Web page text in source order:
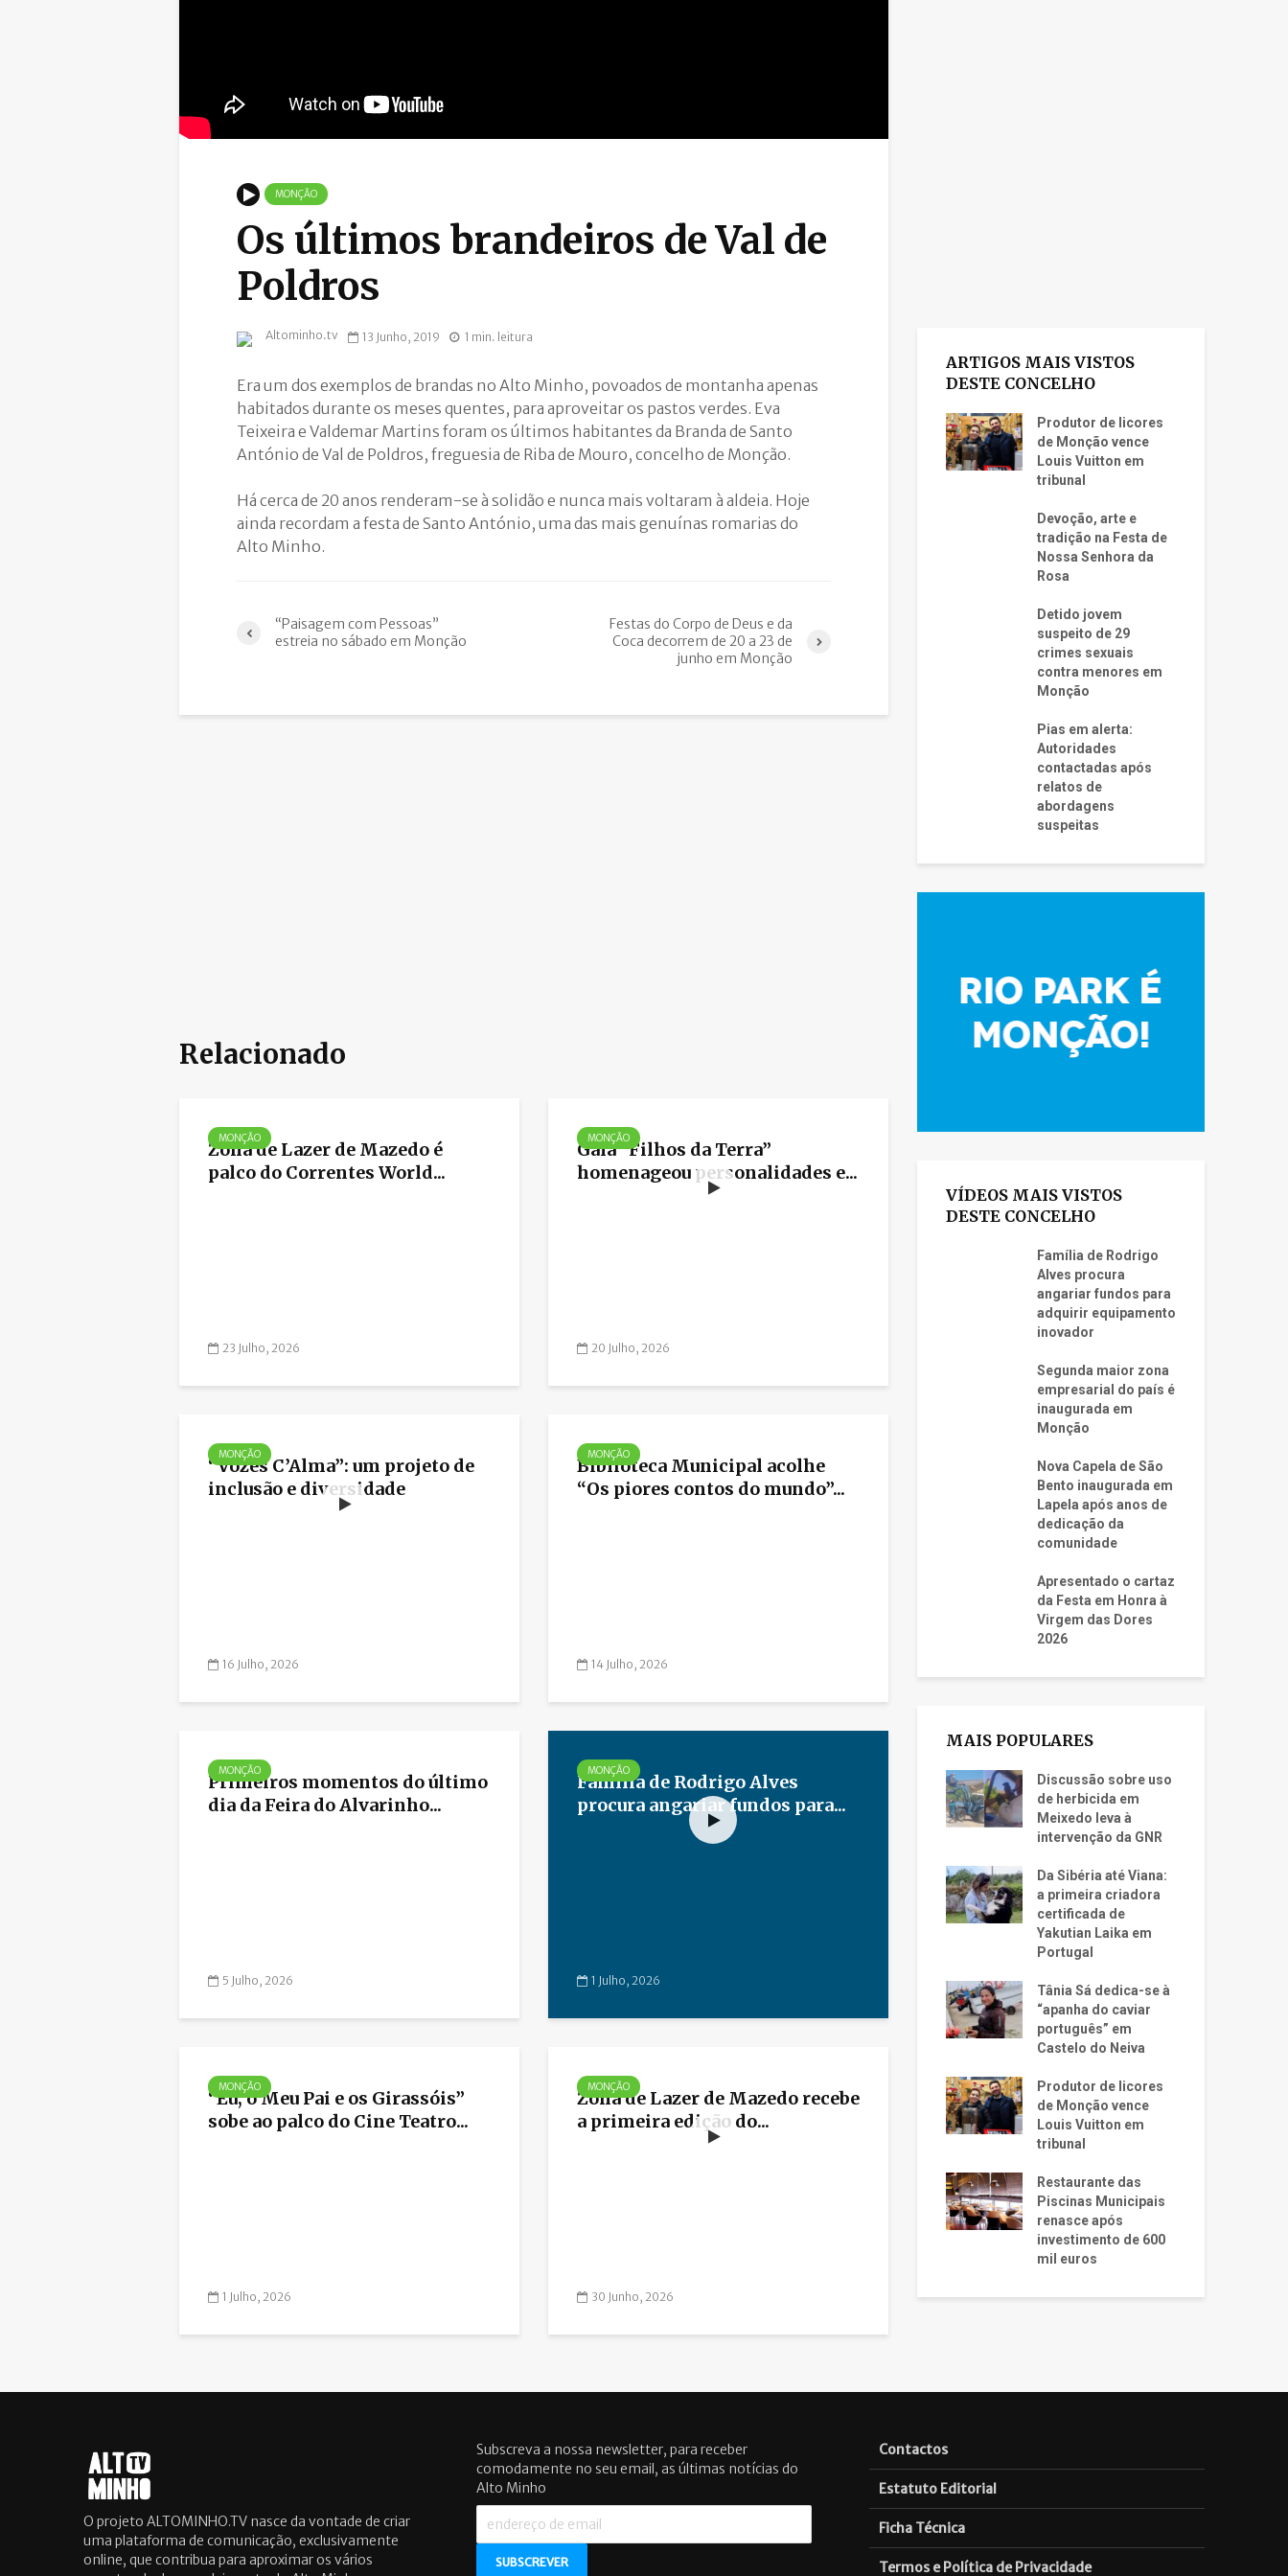
MONÇÃO
Os últimos brandeiros de Val de
Poldros
Altominho.tv 13 Junho, 2019 1 min. leitura
Era um dos exemplos de brandas no Alto Minho, povoados de montanha apenas
habitados durante os meses quentes, para aproveitar os pastos verdes. Eva
Teixeira e Valdemar Martins foram os últimos habitantes da Branda de Santo
António de Val de Poldros, freguesia de Riba de Mouro, concelho de Monção.
Há cerca de 20 anos renderam-se à solidão e nunca mais voltaram à aldeia. Hoje
ainda recordam a festa de Santo António, uma das mais genuínas romarias do
Alto Minho.
“Paisagem com Pessoas”
estreia no sábado em Monção
Festas do Corpo de Deus e da
Coca decorrem de 20 a 23 de
junho em Monção
Relacionado
MONÇÃO
Zona de Lazer de Mazedo é
palco do Correntes World...
23 Julho, 2026
MONÇÃO
Gala “Filhos da Terra”
homenageou personalidades e...
20 Julho, 2026
MONÇÃO
“Vozes C’Alma”: um projeto de
inclusão e diversidade
16 Julho, 2026
MONÇÃO
Biblioteca Municipal acolhe
“Os piores contos do mundo”...
14 Julho, 2026
MONÇÃO
Primeiros momentos do último
dia da Feira do Alvarinho...
5 Julho, 2026
MONÇÃO
Família de Rodrigo Alves
procura angariar fundos para...
1 Julho, 2026
MONÇÃO
“Eu, o Meu Pai e os Girassóis”
sobe ao palco do Cine Teatro...
1 Julho, 2026
MONÇÃO
Zona de Lazer de Mazedo recebe
a primeira edição do...
30 Junho, 2026
ARTIGOS MAIS VISTOS
DESTE CONCELHO
Produtor de licores
de Monção vence
Louis Vuitton em
tribunal
Devoção, arte e
tradição na Festa de
Nossa Senhora da
Rosa
Detido jovem
suspeito de 29
crimes sexuais
contra menores em
Monção
Pias em alerta:
Autoridades
contactadas após
relatos de
abordagens
suspeitas
VÍDEOS MAIS VISTOS
DESTE CONCELHO
Família de Rodrigo
Alves procura
angariar fundos para
adquirir equipamento
inovador
Segunda maior zona
empresarial do país é
inaugurada em
Monção
Nova Capela de São
Bento inaugurada em
Lapela após anos de
dedicação da
comunidade
Apresentado o cartaz
da Festa em Honra à
Virgem das Dores
2026
MAIS POPULARES
Discussão sobre uso
de herbicida em
Meixedo leva à
intervenção da GNR
Da Sibéria até Viana:
a primeira criadora
certificada de
Yakutian Laika em
Portugal
Tânia Sá dedica-se à
“apanha do caviar
português” em
Castelo do Neiva
Produtor de licores
de Monção vence
Louis Vuitton em
tribunal
Restaurante das
Piscinas Municipais
renasce após
investimento de 600
mil euros
O projeto ALTOMINHO.TV nasce da vontade de criar
uma plataforma de comunicação, exclusivamente
online, que contribua para aproximar os vários
Subscreva a nossa newsletter, para receber
comodamente no seu email, as últimas notícias do
Alto Minho
Contactos
Estatuto Editorial
Ficha Técnica
Termos e Política de Privacidade